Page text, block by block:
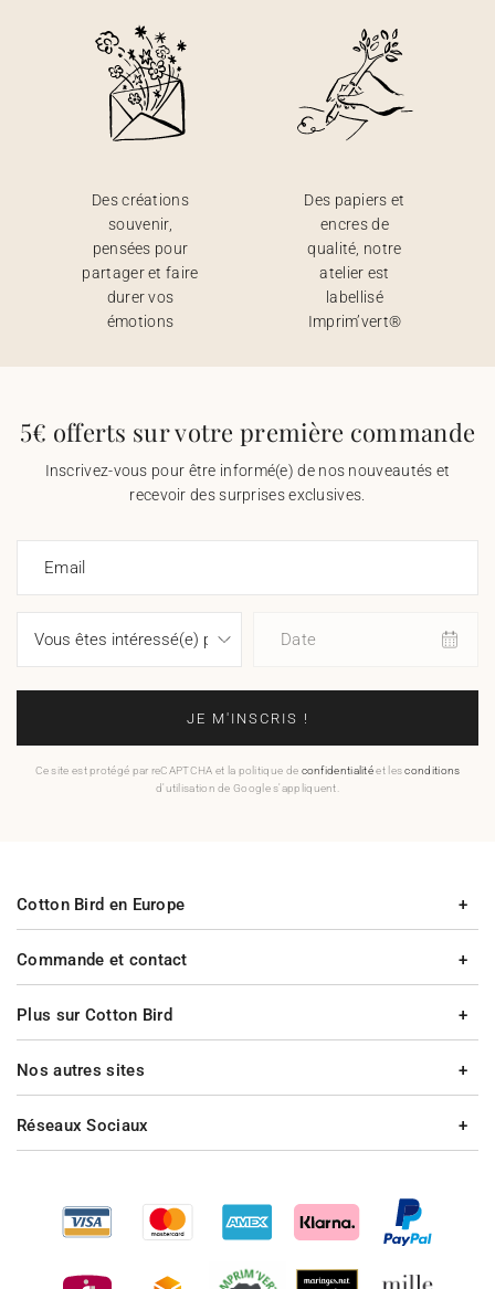
Des créations
souvenir,
pensées pour
partager et faire
durer vos
émotions
Des papiers et
encres de
qualité, notre
atelier est
labellisé
Imprim’vert®
5€ offerts sur votre première commande
Inscrivez-vous pour être informé(e) de nos nouveautés et
recevoir des surprises exclusives.
Email
Date
JE M'INSCRIS !
Ce site est protégé par reCAPTCHA et la politique de confidentialitéet lesconditions
d'utilisation de Google s'appliquent.
Commande et contact
Plus sur Cotton Bird
Cotton Bird en Europe
Nos autres sites
Réseaux Sociaux